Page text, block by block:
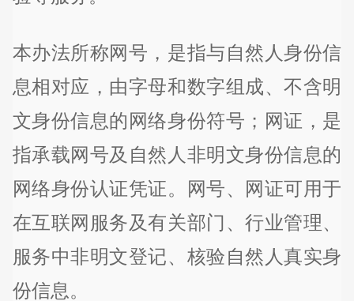
本办法所称网号，是指与自然人身份信
息相对应，由字母和数字组成、不含明
文身份信息的网络身份符号；网证，是
指承载网号及自然人非明文身份信息的
网络身份认证凭证。网号、网证可用于
在互联网服务及有关部门、行业管理、
服务中非明文登记、核验自然人真实身
份信息。